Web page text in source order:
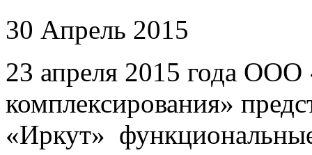
30 Апрель 2015
23 апреля 2015 года
комплексирования»
«Иркут»